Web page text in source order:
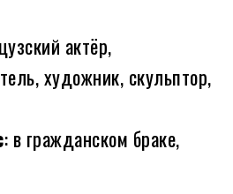
актёр,
художник, скульптор,
: в гражданском браке,